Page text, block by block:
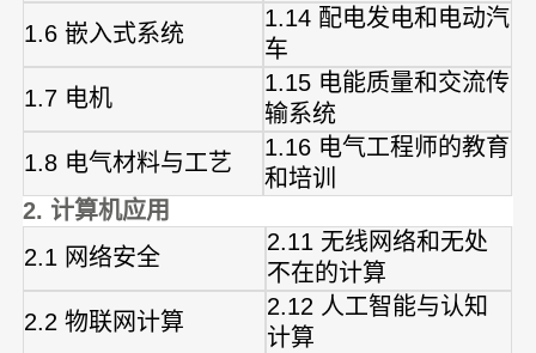
1.6 嵌入式系统
1.14 配电发电和电动汽
车
1.7 电机
1.15 电能质量和交流传
输系统
1.8 电气材料与工艺
1.16 电气工程师的教育
和培训
2. 计算机应用
2.1 网络安全
2.11 无线网络和无处
不在的计算
2.2 物联网计算
2.12 人工智能与认知
计算